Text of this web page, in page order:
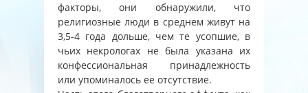
факторы, они обнаружили, что
религиозные люди в среднем живут на
3,5-4 года дольше, чем те усопшие, в
чьих некрологах не была указана их
конфессиональная принадлежность
или упоминалось ее отсутствие.